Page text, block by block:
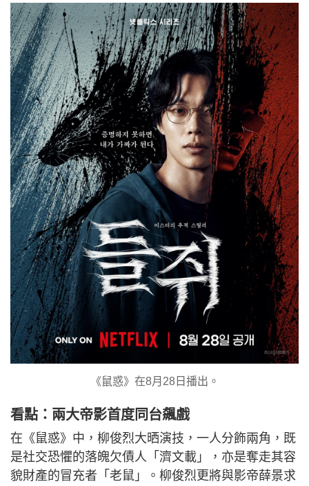
《鼠惑》在8月28日播出。
看點：兩大帝影首度同台飆戲
在《鼠惑》中，柳俊烈大晒演技，一人分飾兩角，既
是社交恐懼的落魄欠債人「濟文載」，亦是奪走其容
貌財產的冒充者「老鼠」。柳俊烈更將與影帝薛景求